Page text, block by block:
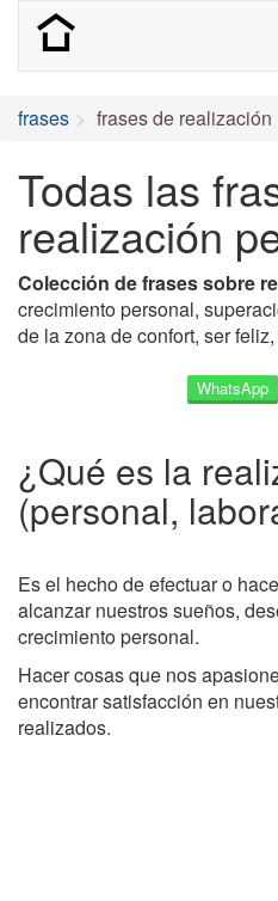
frases frases de realización
Todas las
realización
Colección de frases sobre
crecimiento personal,
de la zona de confort, ser
WhatsApp
¿Qué es la
(personal,
Es el hecho de efectuar o
alcanzar nuestros sueños,
crecimiento personal.
Hacer cosas que nos
encontrar satisfacción en
realizados.